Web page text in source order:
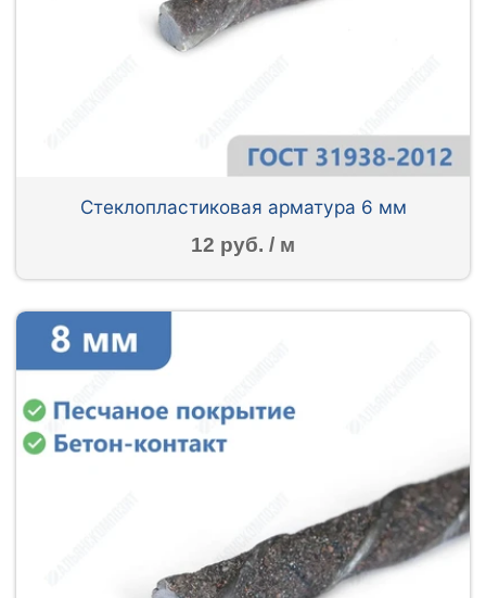
Стеклопластиковая арматура 6 мм
12 руб. / м